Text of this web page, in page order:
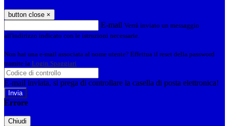
button close ×
E-mail Verrà inviato un messaggio
all'indirizzo indicato con le istruzioni necessarie.
Non hai una e-mail associata al nome utente? Effettua il reset della password
tramite la Login Spaggiari
E-mail inviata, si prega di controllare la casella di posta elettronica!
Errore
Chiudi